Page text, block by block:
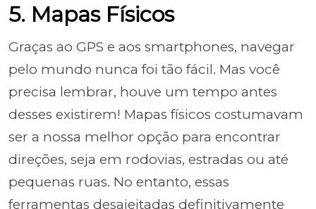
5. Mapas Físicos
Graças ao GPS e aos smartphones, navegar
pelo mundo nunca foi tão fácil. Mas você
precisa lembrar, houve um tempo antes
desses existirem! Mapas físicos costumavam
ser a nossa melhor opção para encontrar
direções, seja em rodovias, estradas ou até
pequenas ruas. No entanto, essas
ferramentas desajeitadas definitivamente